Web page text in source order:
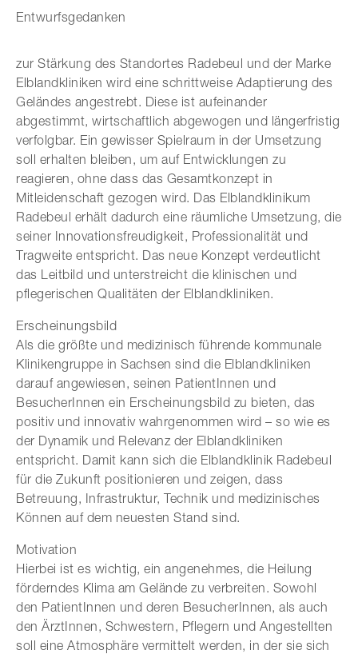
Entwurfsgedanken
zur Stärkung des Standortes Radebeul und der Marke
Elblandkliniken wird eine schrittweise Adaptierung des
Geländes angestrebt. Diese ist aufeinander
abgestimmt, wirtschaftlich abgewogen und längerfristig
verfolgbar. Ein gewisser Spielraum in der Umsetzung
soll erhalten bleiben, um auf Entwicklungen zu
reagieren, ohne dass das Gesamtkonzept in
Mitleidenschaft gezogen wird. Das Elblandklinikum
Radebeul erhält dadurch eine räumliche Umsetzung, die
seiner Innovationsfreudigkeit, Professionalität und
Tragweite entspricht. Das neue Konzept verdeutlicht
das Leitbild und unterstreicht die klinischen und
pflegerischen Qualitäten der Elblandkliniken.
Erscheinungsbild
Als die größte und medizinisch führende kommunale
Klinikengruppe in Sachsen sind die Elblandkliniken
darauf angewiesen, seinen PatientInnen und
BesucherInnen ein Erscheinungsbild zu bieten, das
positiv und innovativ wahrgenommen wird – so wie es
der Dynamik und Relevanz der Elblandkliniken
entspricht. Damit kann sich die Elblandklinik Radebeul
für die Zukunft positionieren und zeigen, dass
Betreuung, Infrastruktur, Technik und medizinisches
Können auf dem neuesten Stand sind.
Motivation
Hierbei ist es wichtig, ein angenehmes, die Heilung
förderndes Klima am Gelände zu verbreiten. Sowohl
den PatientInnen und deren BesucherInnen, als auch
den ÄrztInnen, Schwestern, Pflegern und Angestellten
soll eine Atmosphäre vermittelt werden, in der sie sich